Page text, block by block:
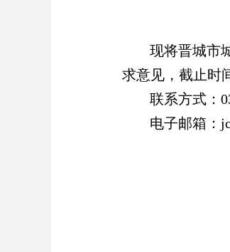
现将晋城市
求意见，截止时
联系方式：
电子邮箱：